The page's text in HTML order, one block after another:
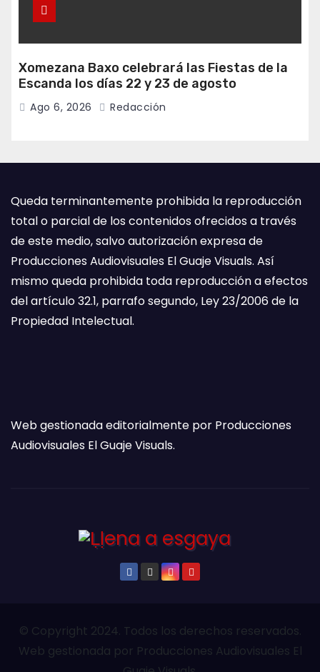
Xomezana Baxo celebrará las Fiestas de la
Escanda los días 22 y 23 de agosto
Ago 6, 2026 Redacción
Queda terminantemente prohibida la reproducción
total o parcial de los contenidos ofrecidos a través
de este medio, salvo autorización expresa de
Producciones Audiovisuales El Guaje Visuals. Así
mismo queda prohibida toda reproducción a efectos
del artículo 32.1, parrafo segundo, Ley 23/2006 de la
Propiedad Intelectual.
Web gestionada editorialmente por Producciones
Audiovisuales El Guaje Visuals.
© Copyright 2024. Todos los derechos reservados.
Web gestionada por Producciones Audiovisuales El